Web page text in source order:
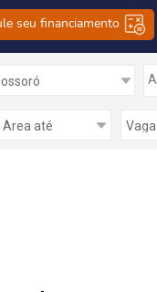
seu financiamento